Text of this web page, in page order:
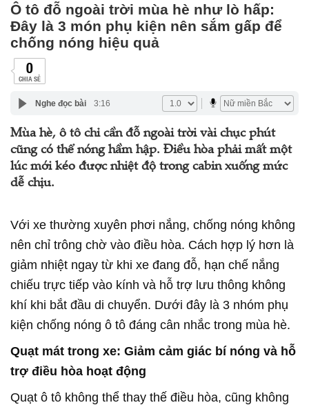
Ô tô đỗ ngoài trời mùa hè như lò hấp:
Đây là 3 món phụ kiện nên sắm gấp để
chống nóng hiệu quả
0
CHIA SẺ
Nghe đọc bài 3:16
Mùa hè, ô tô chỉ cần đỗ ngoài trời vài chục phút
cũng có thể nóng hầm hập. Điều hòa phải mất một
lúc mới kéo được nhiệt độ trong cabin xuống mức
dễ chịu.
Với xe thường xuyên phơi nắng, chống nóng không
nên chỉ trông chờ vào điều hòa. Cách hợp lý hơn là
giảm nhiệt ngay từ khi xe đang đỗ, hạn chế nắng
chiếu trực tiếp vào kính và hỗ trợ lưu thông không
khí khi bắt đầu di chuyển. Dưới đây là 3 nhóm phụ
kiện chống nóng ô tô đáng cân nhắc trong mùa hè.
Quạt mát trong xe: Giảm cảm giác bí nóng và hỗ
trợ điều hòa hoạt động
Quạt ô tô không thể thay thế điều hòa, cũng không